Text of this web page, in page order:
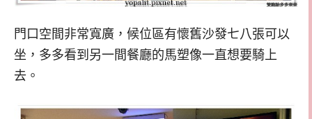
門口空間非常寬廣，候位區有懷舊沙發七八張可以
坐，多多看到另一間餐廳的馬塑像一直想要騎上
去。